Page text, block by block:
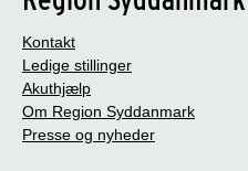
Kontakt
Ledige stillinger
Akuthjælp
Om Region Syddanmark
Presse og nyheder